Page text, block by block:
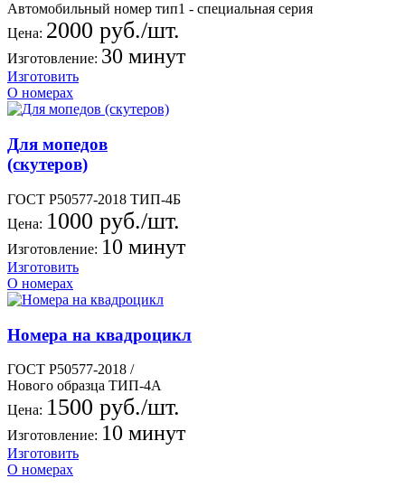
Автомобильный номер тип1 - специальная серия
Цена: 2000 руб./шт.
Изготовление: 30 минут
Изготовить
О номерах
Для мопедов
(скутеров)
ГОСТ Р50577-2018 ТИП-4Б
Цена: 1000 руб./шт.
Изготовление: 10 минут
Изготовить
О номерах
Номера на квадроцикл
ГОСТ Р50577-2018 /
Нового образца ТИП-4А
Цена: 1500 руб./шт.
Изготовление: 10 минут
Изготовить
О номерах